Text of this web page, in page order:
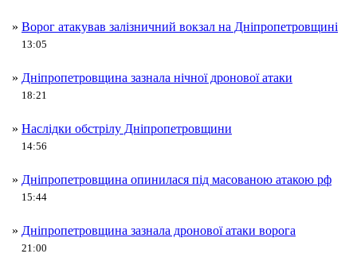
» Ворог атакував залізничний вокзал на Дніпропетровщині
13:05
» Дніпропетровщина зазнала нічної дронової атаки
18:21
» Наслідки обстрілу Дніпропетровщини
14:56
» Дніпропетровщина опинилася під масованою атакою рф
15:44
» Дніпропетровщина зазнала дронової атаки ворога
21:00